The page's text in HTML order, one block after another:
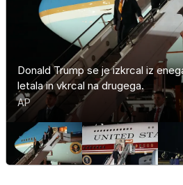
Donald Trump se je izkrcal iz
letala in vkrcal na drugega.
AP
Donald Trump se je izkrcal iz
letala in vkrcal na drugega.
AP
Donald Trump se je izkrcal iz
letala in vkrcal na drugega.
AP
Donald Trump se je izkrcal iz
letala in vkrcal na drugega.
AP
Donald Trump se je izkrcal iz
letala in vkrcal na drugega.
AP
Donald Trump se je izkrcal iz
letala in vkrcal na drugega.
AP